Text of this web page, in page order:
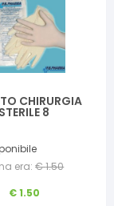
CHIRURGIA
STERILE 8
era: €1.50
€1.50